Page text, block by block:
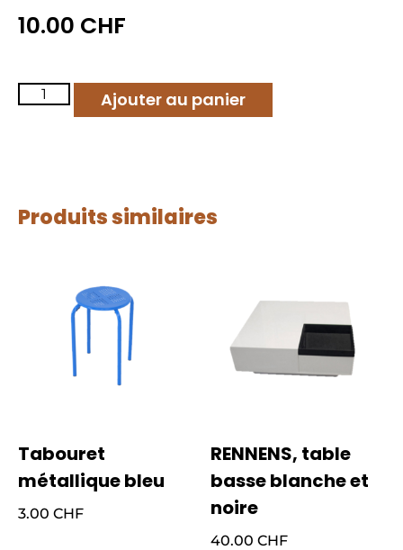
10.00 CHF
Ajouter au panier
Produits similaires
Tabouret
métallique bleu
3.00 CHF
RENNENS, table
basse blanche et
noire
40.00 CHF